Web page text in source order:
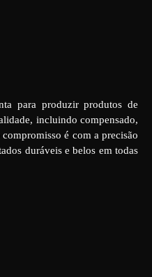
para produzir produtos de
incluindo compensado,
é com a precisão
duráveis e belos em todas